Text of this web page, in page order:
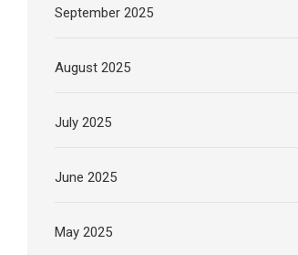
September 2025
August 2025
July 2025
June 2025
May 2025